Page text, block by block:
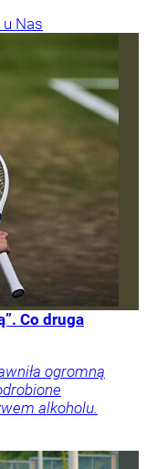
Nas
Co druga
ogromną
alkoholu.